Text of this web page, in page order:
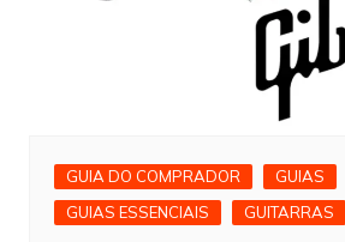
GUIA DO COMPRADOR
GUIAS
GUIAS ESSENCIAIS
GUITARRAS